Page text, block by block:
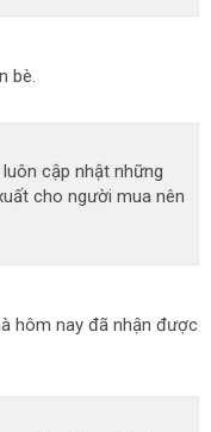
bè.
cập nhật những
cho người mua nên
hôm nay đã nhận được